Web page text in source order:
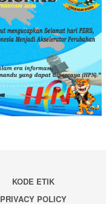
KODE ETIK
PRIVACY POLICY